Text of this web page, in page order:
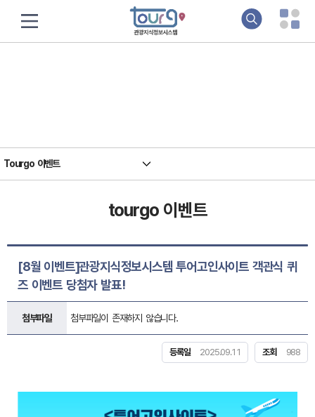
Tourgo 이벤트
tourgo 이벤트
[8월 이벤트]관광지식정보시스템 투어고인사이트 객관식 퀴
즈 이벤트 당첨자 발표!
첨부파일 첨부파일이 존재하지 않습니다.
등록일 2025.09.11 조회 988